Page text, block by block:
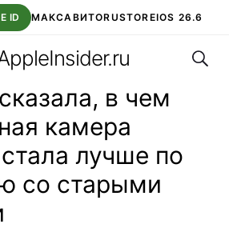
ID МАКСАВИТОRUSTOREIOS 26.6
ВТБ ОНЛАЙН ЧАТ В ROBLOX
в чем
камера
лучше по
со старыми